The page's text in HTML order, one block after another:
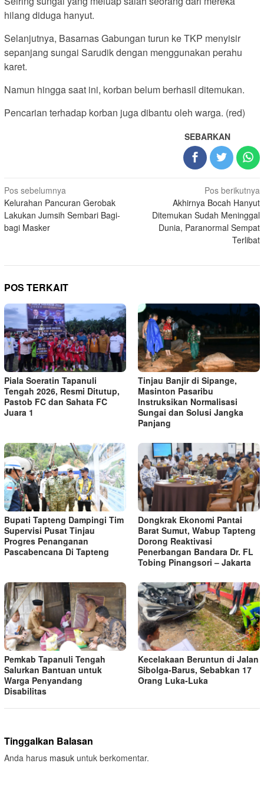
hilang diduga hanyut.
Selanjutnya, Basarnas Gabungan turun ke TKP menyisir
sepanjang sungai Sarudik dengan menggunakan perahu
karet.
Namun hingga saat ini, korban belum berhasil ditemukan.
Pencarian terhadap korban juga dibantu oleh warga. (red)
SEBARKAN
Navigasi
pos
Pos sebelumnya
Kelurahan Pancuran Gerobak
Lakukan Jumsih Sembari Bagi-
bagi Masker
Pos berikutnya
Akhirnya Bocah Hanyut
Ditemukan Sudah Meninggal
Dunia, Paranormal Sempat
Terlibat
POS TERKAIT
Piala Soeratin Tapanuli
Tengah 2026, Resmi Ditutup,
Pastob FC dan Sahata FC
Juara 1
Tinjau Banjir di Sipange,
Masinton Pasaribu
Instruksikan Normalisasi
Sungai dan Solusi Jangka
Panjang
Bupati Tapteng Dampingi Tim
Supervisi Pusat Tinjau
Progres Penanganan
Pascabencana Di Tapteng
Dongkrak Ekonomi Pantai
Barat Sumut, Wabup Tapteng
Dorong Reaktivasi
Penerbangan Bandara Dr. FL
Tobing Pinangsori – Jakarta
Pemkab Tapanuli Tengah
Salurkan Bantuan untuk
Warga Penyandang
Disabilitas
Kecelakaan Beruntun di Jalan
Sibolga-Barus, Sebabkan 17
Orang Luka-Luka
Tinggalkan Balasan
Anda harus masuk untuk berkomentar.